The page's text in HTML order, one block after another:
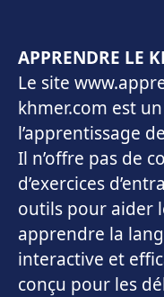
APPRENDRE LE
Le site
khmer.com est
l’apprentissage
Il n’offre pas de
d’exercices
outils pour aider
apprendre la
interactive et
conçu pour les